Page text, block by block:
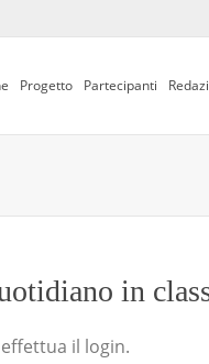
Progetto Partecipanti
in
il login.